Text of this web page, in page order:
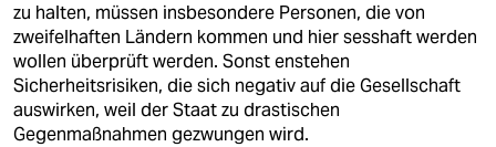
zu halten, müssen insbesondere Personen, die von
zweifelhaften Ländern kommen und hier sesshaft werden
wollen überprüft werden. Sonst enstehen
Sicherheitsrisiken, die sich negativ auf die Gesellschaft
auswirken, weil der Staat zu drastischen
Gegenmaßnahmen gezwungen wird.